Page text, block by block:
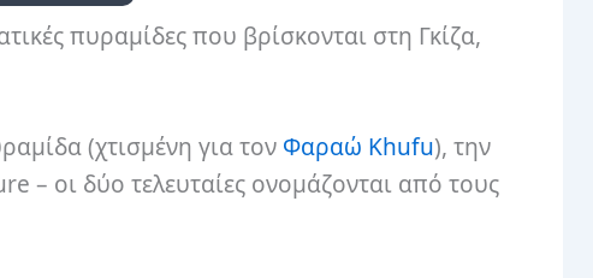
πυραμίδες που βρίσκονται στη Γκίζα,
(χτισμένη για τον Φαραώ Khufu), την
– οι δύο τελευταίες ονομάζονται από τους